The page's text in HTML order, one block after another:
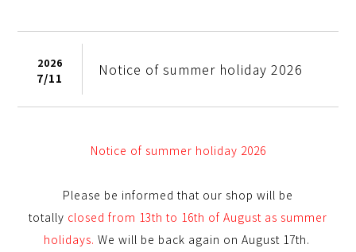
2026
7/11 Notice of summer holiday 2026
Notice of summer holiday 2026
Please be informed that our shop will be
totally closed from 13th to 16th of August as summer
holidays. We will be back again on August 17th.